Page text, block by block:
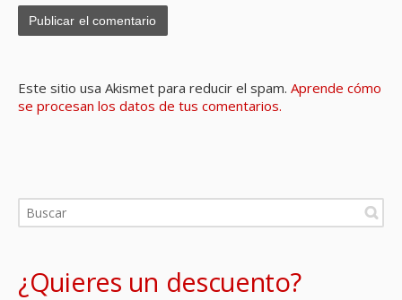
Este sitio usa Akismet para reducir el spam. Aprende cómo
se procesan los datos de tus comentarios.
¿Quieres un descuento?